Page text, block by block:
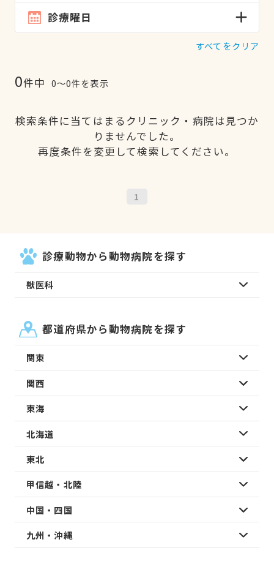
診療曜日
すべてをクリア
0件中 0〜0件を表示
検索条件に当てはまるクリニック・病院は見つか
りませんでした。
再度条件を変更して検索してください。
1
診療動物から動物病院を探す
獣医科
都道府県から動物病院を探す
関東
関西
東海
北海道
東北
甲信越・北陸
中国・四国
九州・沖縄